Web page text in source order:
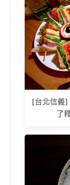
[台北信義]
了